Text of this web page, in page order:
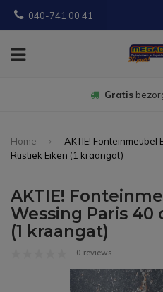
040-741 00 41
Gratis
Home
AKTIE!
Rustiek Eiken (1 kraangat)
AKTIE!
Wessing Paris 40
(1 kraangat)
0 reviews